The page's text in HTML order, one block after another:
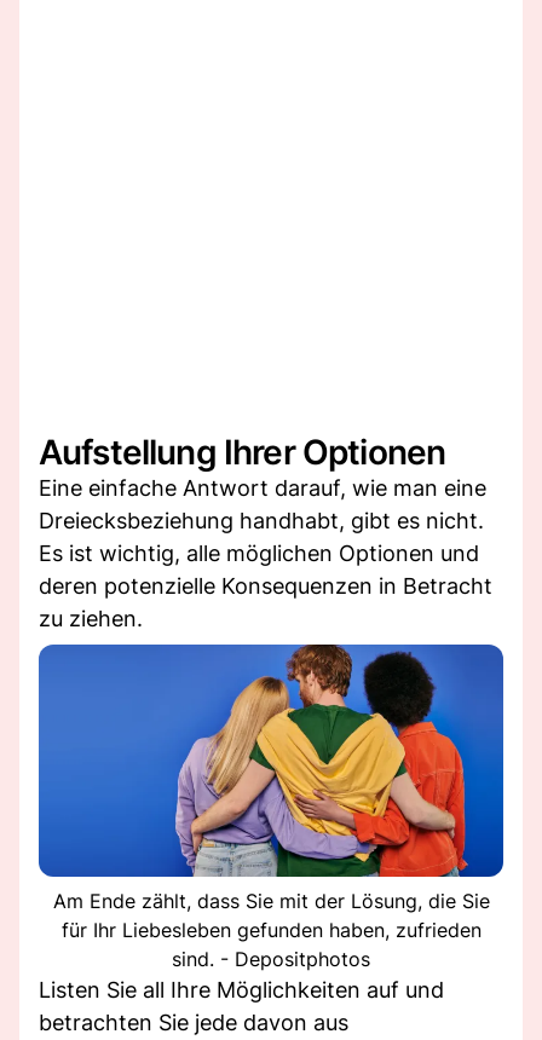
Aufstellung Ihrer Optionen
Eine einfache Antwort darauf, wie man eine
Dreiecksbeziehung handhabt, gibt es nicht.
Es ist wichtig, alle möglichen Optionen und
deren potenzielle Konsequenzen in Betracht
zu ziehen.
Am Ende zählt, dass Sie mit der Lösung, die Sie
für Ihr Liebesleben gefunden haben, zufrieden
sind. - Depositphotos
Listen Sie all Ihre Möglichkeiten auf und
betrachten Sie jede davon aus